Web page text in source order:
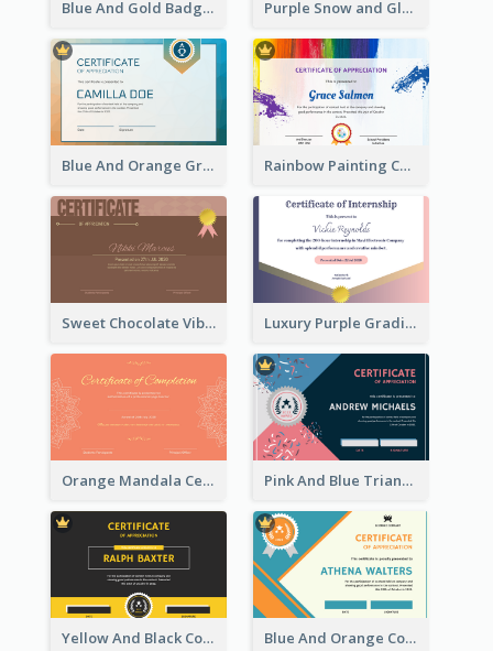
Blue And Gold Badge Appreciation Certificate Purple Snow and Glow Winter Certificate
Blue And Orange Gradient Certificate Rainbow Painting Certificate
Sweet Chocolate Vibe With Gold Badge Simple Certificate Design Luxury Purple Gradient Certificate Design For Recommendation
Orange Mandala Certificate Of Completion Pink And Blue Triangles Confetti Celebration Certificate
Yellow And Black Contrast Simple Certificate Blue And Orange Company Triangles With Badge Certificate